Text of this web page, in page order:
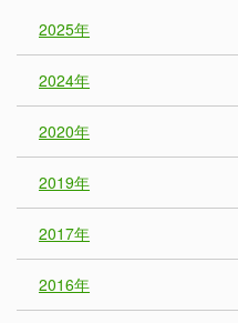
2025年
2024年
2020年
2019年
2017年
2016年